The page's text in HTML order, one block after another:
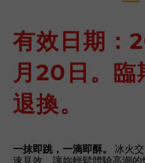
有效日期：
月20日。臨
退換。
一抹即跳，一滴即酥。
冰火
速見效，讓妳輕鬆體驗高潮的